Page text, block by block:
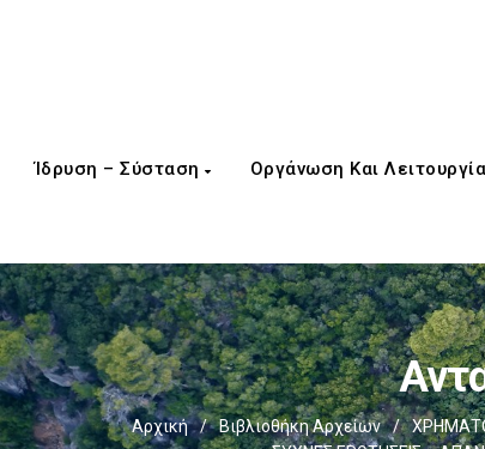
Ίδρυση – Σύσταση Οργάνωση Και Λειτουργία
Αρχική / Βιβλιοθήκη Αρχείων /